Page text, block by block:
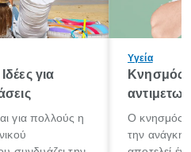
για
για πολλούς η
Υγεία
Κνησμός:
Ο κνησμός
την ανάγκη